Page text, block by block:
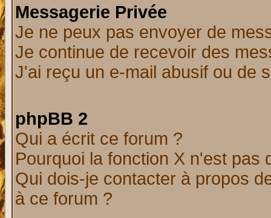
Messagerie Privée
Je ne peux pas envoyer de
Je continue de recevoir des
J'ai reçu un e-mail abusif ou de
phpBB 2
Qui a écrit ce forum ?
Pourquoi la fonction X n'est pas
Qui dois-je contacter à propos
à ce forum ?